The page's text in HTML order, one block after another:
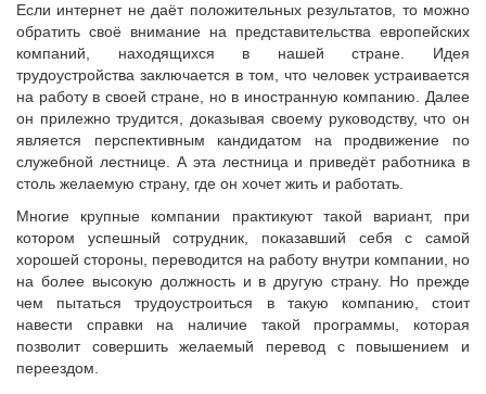
Если интернет не даёт положительных результатов, то можно
обратить своё внимание на представительства европейских
компаний, находящихся в нашей стране. Идея
трудоустройства заключается в том, что человек устраивается
на работу в своей стране, но в иностранную компанию. Далее
он прилежно трудится, доказывая своему руководству, что он
является перспективным кандидатом на продвижение по
служебной лестнице. А эта лестница и приведёт работника в
столь желаемую страну, где он хочет жить и работать.
Многие крупные компании практикуют такой вариант, при
котором успешный сотрудник, показавший себя с самой
хорошей стороны, переводится на работу внутри компании, но
на более высокую должность и в другую страну. Но прежде
чем пытаться трудоустроиться в такую компанию, стоит
навести справки на наличие такой программы, которая
позволит совершить желаемый перевод с повышением и
переездом.